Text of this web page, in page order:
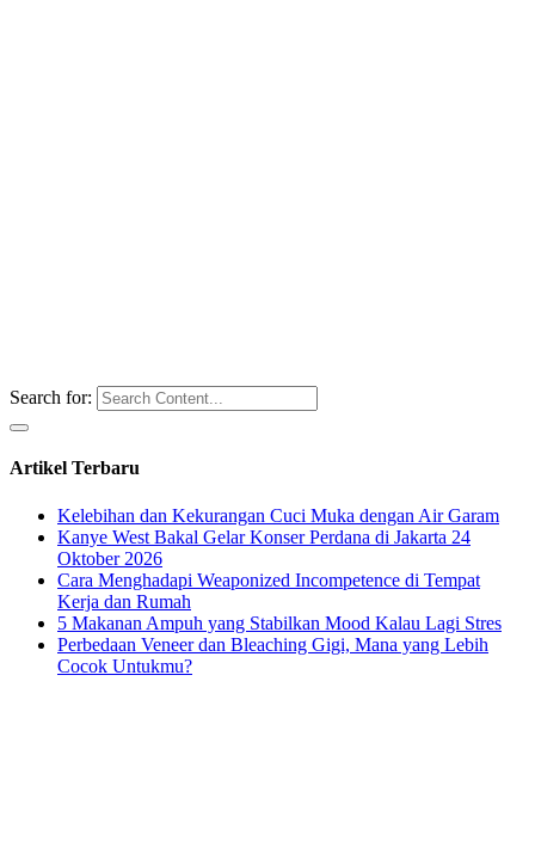
Search for:
Artikel Terbaru
Kelebihan dan Kekurangan Cuci Muka dengan Air Garam
Kanye West Bakal Gelar Konser Perdana di Jakarta 24
Oktober 2026
Cara Menghadapi Weaponized Incompetence di Tempat
Kerja dan Rumah
5 Makanan Ampuh yang Stabilkan Mood Kalau Lagi Stres
Perbedaan Veneer dan Bleaching Gigi, Mana yang Lebih
Cocok Untukmu?